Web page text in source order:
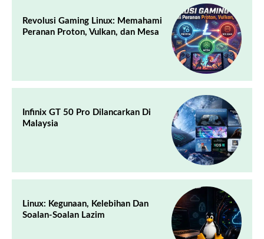
Revolusi Gaming Linux: Memahami
Peranan Proton, Vulkan, dan Mesa
Infinix GT 50 Pro Dilancarkan Di
Malaysia
Linux: Kegunaan, Kelebihan Dan
Soalan-Soalan Lazim